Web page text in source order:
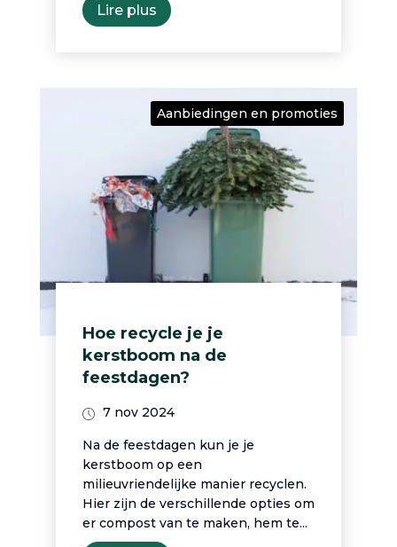
Lire plus
Aanbiedingen en promoties
Hoe recycle je je
kerstboom na de
feestdagen?
7 nov 2024
Na de feestdagen kun je je
kerstboom op een
milieuvriendelijke manier recyclen.
Hier zijn de verschillende opties om
er compost van te maken, hem te...